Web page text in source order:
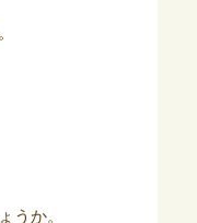
うか。